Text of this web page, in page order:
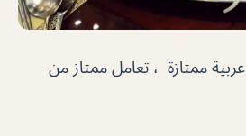
ممتازة ، تعامل ممتاز من